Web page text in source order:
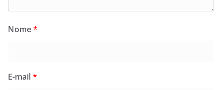
Nome*
E-mail*